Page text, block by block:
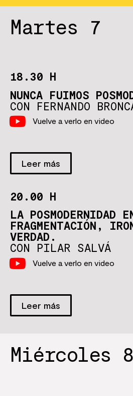
Martes 7
18.30 H
NUNCA FUIMOS
CON FERNANDO
Vuelve a verlo en video
Leer más
20.00 H
LA POSMODERNIDAD
FRAGMENTACIÓN,
VERDAD.
CON PILAR SALVÁ
Vuelve a verlo en video
Leer más
Miércoles 8